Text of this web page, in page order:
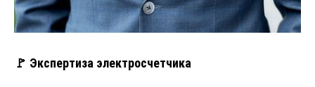
🚩 Экспертиза электросчетчика